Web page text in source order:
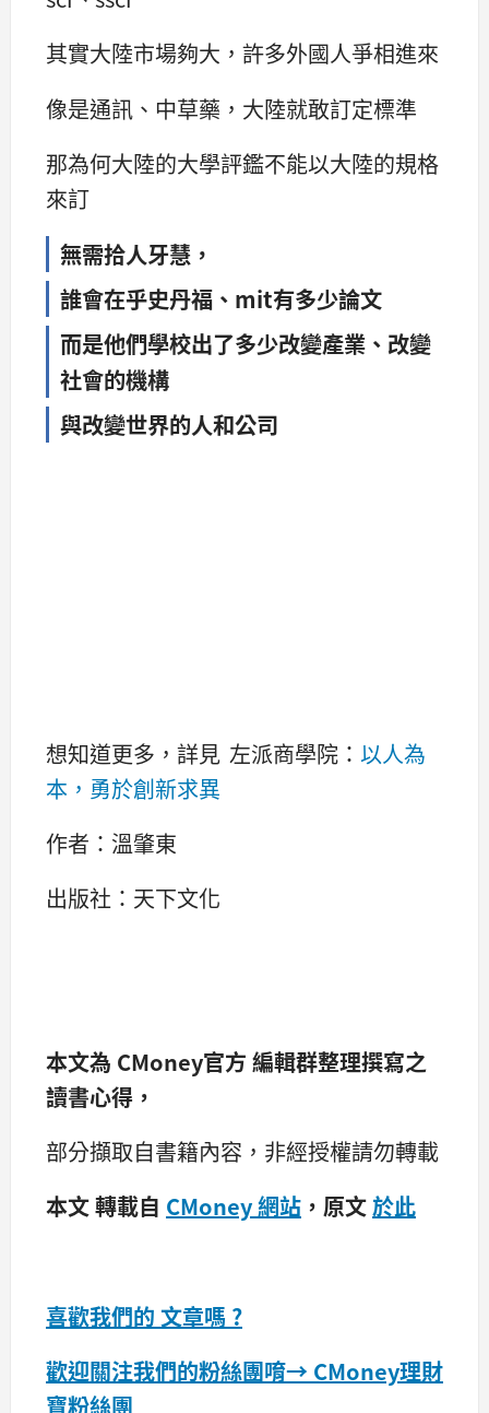
其實大陸市場夠大，許多外國人爭相進來
像是通訊、中草藥，大陸就敢訂定標準
那為何大陸的大學評鑑不能以大陸的規格
來訂
無需拾人牙慧，
誰會在乎史丹福、mit有多少論文
而是他們學校出了多少改變產業、改變
社會的機構
與改變世界的人和公司
想知道更多，詳見 左派商學院： 以人為
本，勇於創新求異
作者：溫肇東
出版社：天下文化
本文為 CMoney官方 編輯群整理撰寫之
讀書心得，
部分擷取自書籍內容，非經授權請勿轉載
本文 轉載自 CMoney 網站 ，原文於此
喜歡我們的 文章嗎 ?
歡迎關注我們的粉絲團唷→ CMoney理財
寶粉絲團